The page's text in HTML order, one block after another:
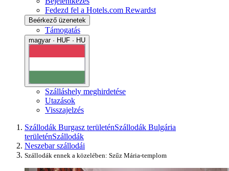
Fedezd fel a Hotels.com Rewardst
Beérkező üzenetek
Támogatás
magyar · HUF · HU
Szálláshely meghirdetése
Utazások
Visszajelzés
Szállodák Burgasz területénSzállodák Bulgária
területénSzállodák
Neszebar szállodái
Szállodák ennek a közelében: Szűz Mária-templom